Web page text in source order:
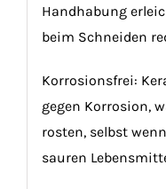
Handhabung
beim Schneiden
Korrosionsfrei:
gegen Korrosion,
rosten, selbst
sauren